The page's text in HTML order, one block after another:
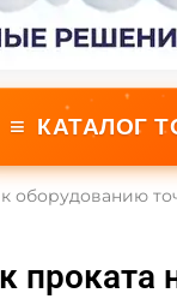
≡ КАТАЛОГ
оборудованию
проката